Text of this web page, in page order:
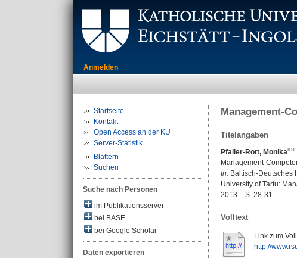
Anmelden
Startseite
Kontakt
Open Access an der KU
Server-Statistik
Blättern
Suchen
Suche nach Personen
im Publikationsserver
bei BASE
bei Google Scholar
Daten exportieren
Management-
Titelangaben
Pfaller-Rott, Monika
Management-
In: Baltisch-Deutsches
University of Tartu:
2013. - S. 28-31
Volltext
Link zum
http://